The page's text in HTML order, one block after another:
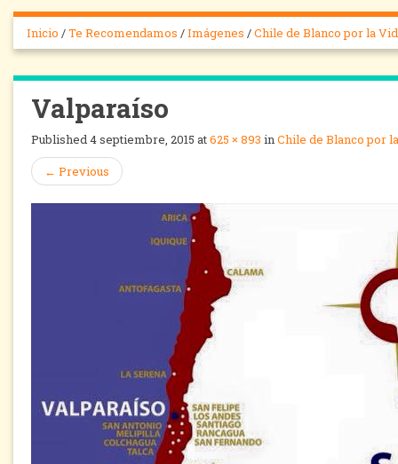
Inicio /Te Recomendamos /Imágenes /Chile de Blanco por la
Valparaíso
Published4 septiembre, 2015 at625 × 893 inChile de Blanco por
← Previous